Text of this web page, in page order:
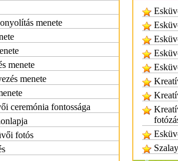
menete
menete
menete
ceremónia fontossága
fotós